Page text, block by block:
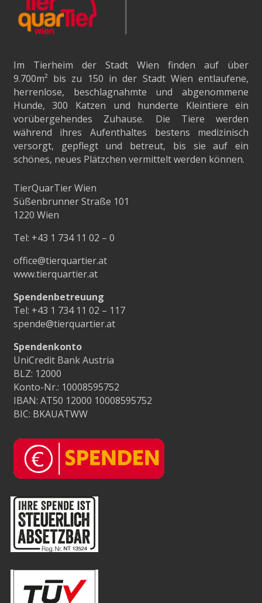
Im Tierheim der Stadt Wien finden auf über
9.700m² bis zu 150 in der Stadt Wien entlaufene,
herrenlose, beschlagnahmte und abgenommene
Hunde, 300 Katzen und hunderte Kleintiere ein
vorübergehendes Zuhause. Die Tiere werden
während ihres Aufenthaltes bestens medizinisch
versorgt, gepflegt und betreut, bis sie auf ein
schönes, neues Plätzchen vermittelt werden können.
TierQuarTier Wien
Süßenbrunner Straße 101
1220 Wien
Tel: +43 1 734 11 02 – 0
office@tierquartier.at
www.tierquartier.at
Spendenbetreuung
Tel: +43 1 734 11 02 – 117
spende@tierquartier.at
Spendenkonto
UniCredit Bank Austria
BLZ: 12000
Konto-Nr.: 10008595752
IBAN: AT50 12000 10008595752
BIC: BKAUATWW